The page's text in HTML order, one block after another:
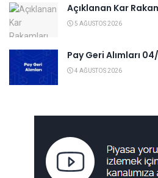
Açıklanan Kar
5 AĞUSTOS 2026
Pay Geri Alımları
4 AĞUSTOS 2026